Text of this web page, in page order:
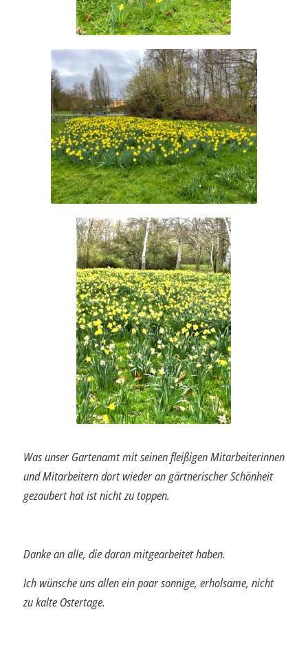
Was unser Gartenamt mitseinen fleißigen Mitarbeiterinnen
und Mitarbeitern dortwieder an gärtnerischerSchönheit
gezaubert hat ist nicht zu toppen.
Danke an alle, die daran mitgearbeitet haben.
Ich wünsche uns allen ein paar sonnige, erholsame, nicht
zu kalte Ostertage.